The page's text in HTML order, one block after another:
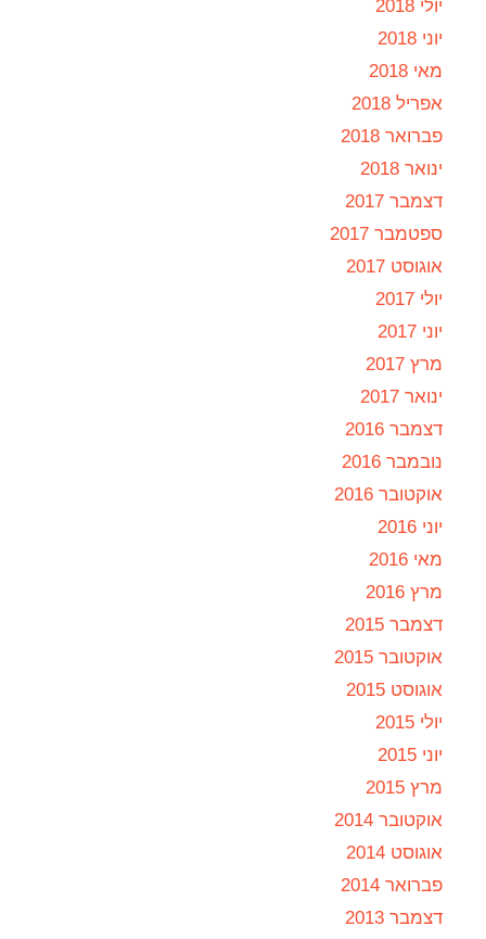
יולי 2018
יוני 2018
מאי 2018
אפריל 2018
פברואר 2018
ינואר 2018
דצמבר 2017
ספטמבר 2017
אוגוסט 2017
יולי 2017
יוני 2017
מרץ 2017
ינואר 2017
דצמבר 2016
נובמבר 2016
אוקטובר 2016
יוני 2016
מאי 2016
מרץ 2016
דצמבר 2015
אוקטובר 2015
אוגוסט 2015
יולי 2015
יוני 2015
מרץ 2015
אוקטובר 2014
אוגוסט 2014
פברואר 2014
דצמבר 2013